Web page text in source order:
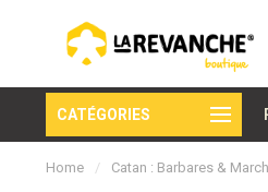
CATÉGORIES Secure
Home / Catan : Barbares &